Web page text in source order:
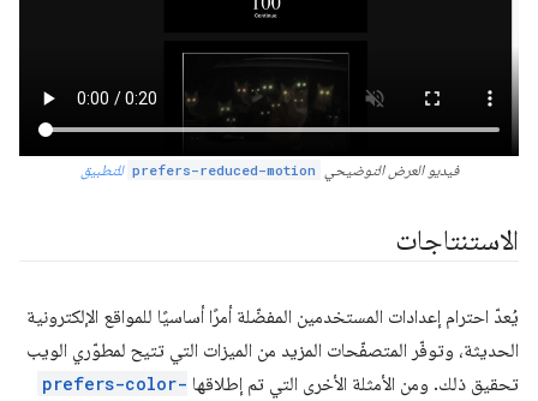
فيديو العرض التوضيحي prefers-reduced-motion للتطبيق
الاستنتاجات
يُعدّ احترام إعدادات المستخدمين المفضّلة أمرًا أساسيًا للمواقع الإلكترونية
الحديثة، وتوفّر المتصفّحات المزيد من الميزات التي تتيح لمطوّري الويب
تحقيق ذلك. ومن الأمثلة الأخرى التي تم إطلاقها prefers-color-